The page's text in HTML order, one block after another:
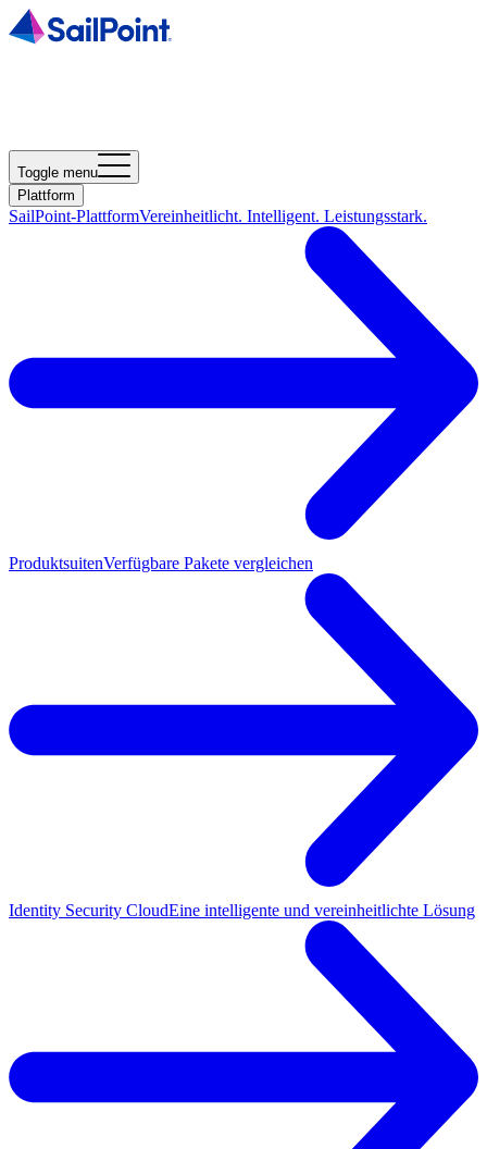
Toggle menu
Plattform
SailPoint-PlattformVereinheitlicht. Intelligent. Leistungsstark.
ProduktsuitenVerfügbare Pakete vergleichen
Identity Security CloudEine intelligente und vereinheitlichte Lösung